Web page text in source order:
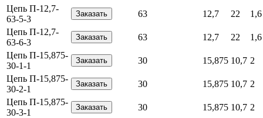
Цепь П-12,7-
63-5-3
63 12,7 22
1,6
Цепь П-12,7-
63-6-3
63 12,7 22
1,6
Цепь П-15,875-
30-1-1
30 15,875 10,7 2
Цепь П-15,875-
30-2-1
30 15,875 10,7 2
Цепь П-15,875-
30-3-1
30 15,875 10,7 2